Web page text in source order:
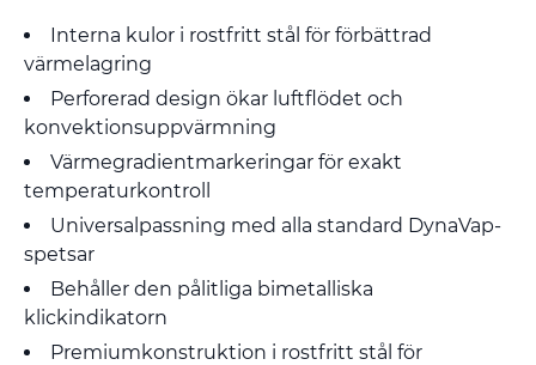
Interna kulor i rostfritt stål för förbättrad
värmelagring
Perforerad design ökar luftflödet och
konvektionsuppvärmning
Värmegradientmarkeringar för exakt
temperaturkontroll
Universalpassning med alla standard DynaVap-
spetsar
Behåller den pålitliga bimetalliska
klickindikatorn
Premiumkonstruktion i rostfritt stål för